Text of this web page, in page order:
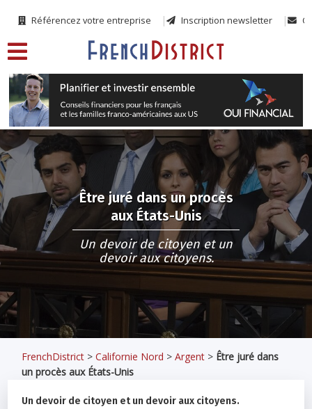
Référencez votre entreprise Inscription newsletter
Être juré dans un procès
aux États-Unis
Un devoir de citoyen et un
devoir aux citoyens.
FrenchDistrict >Californie Nord >Argent > Être juré dans
un procès aux États-Unis
Un devoir de citoyen et un devoir aux citoyens.